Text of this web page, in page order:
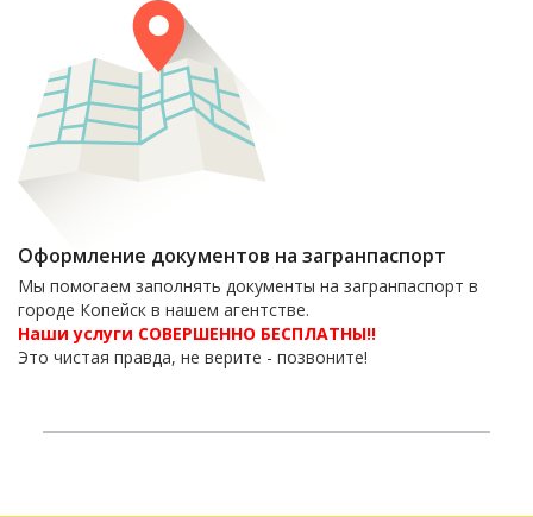
Оформление документов на загранпаспорт
Мы помогаем заполнять документы на загранпаспорт в
городе Копейск в нашем агентстве.
Наши услуги СОВЕРШЕННО БЕСПЛАТНЫ!!
Это чистая правда, не верите - позвоните!